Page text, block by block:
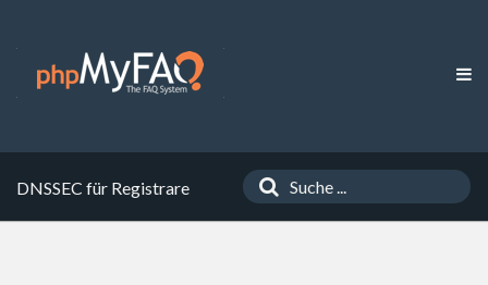
DNSSEC für Registrare